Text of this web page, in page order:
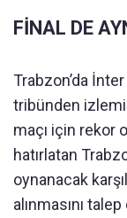
FİNAL DE
Trabzon’da
tribünden
maçı için rekor
hatırlatan
oynanacak
alınmasını